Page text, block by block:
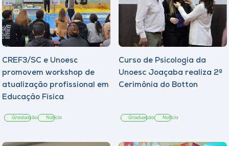
CREF3/SC e Unoesc
promovem workshop de
atualização profissional em
Educação Física
Graduação Notícia
Curso de Psicologia da
Unoesc Joaçaba realiza 2ª
Cerimônia do Botton
Graduação Notícia